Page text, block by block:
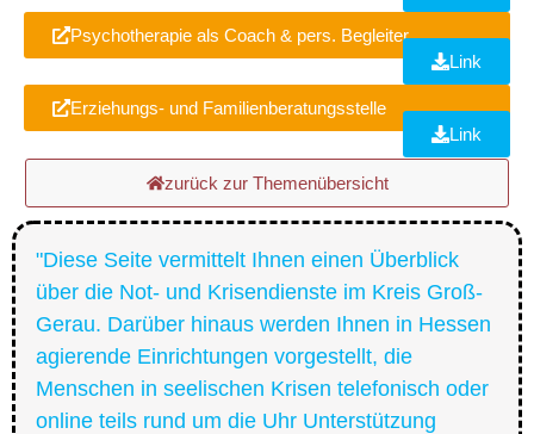
Psychotherapie als Coach & pers. Begleiter
Link
Erziehungs- und Familienberatungsstelle
Link
zurück zur Themenübersicht
"Diese Seite vermittelt Ihnen einen Überblick
über die Not- und Krisendienste im Kreis Groß-
Gerau. Darüber hinaus werden Ihnen in Hessen
agierende Einrichtungen vorgestellt, die
Menschen in seelischen Krisen telefonisch oder
online teils rund um die Uhr Unterstützung